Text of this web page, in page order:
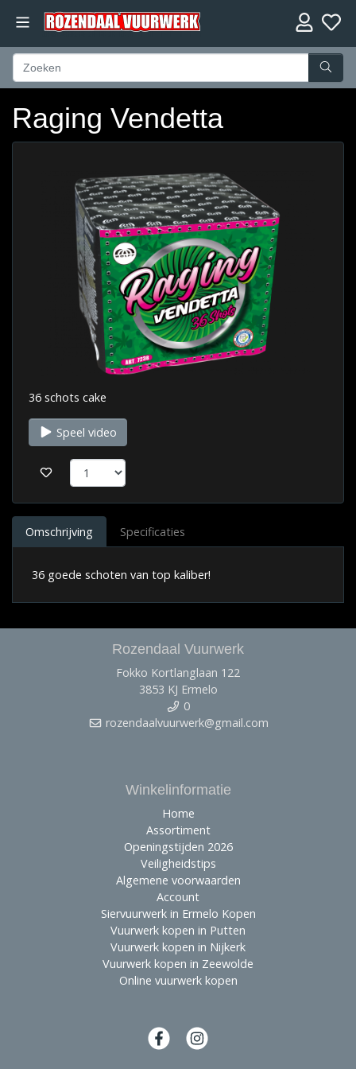
Raging Vendetta
36 schots cake
Speel video
Omschrijving Specificaties
36 goede schoten van top kaliber!
Rozendaal Vuurwerk
Fokko Kortlanglaan 122
3853 KJ Ermelo
0
rozendaalvuurwerk@gmail.com
Winkelinformatie
Home
Assortiment
Openingstijden 2026
Veiligheidstips
Algemene voorwaarden
Account
Siervuurwerk in Ermelo Kopen
Vuurwerk kopen in Putten
Vuurwerk kopen in Nijkerk
Vuurwerk kopen in Zeewolde
Online vuurwerk kopen